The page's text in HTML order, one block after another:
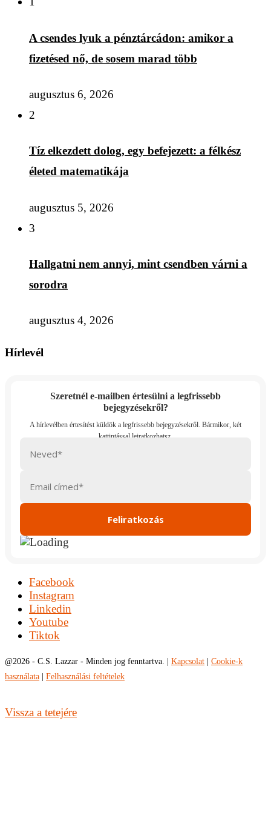
A csendes lyuk a pénztárcádon: amikor a
fizetésed nő, de sosem marad több
augusztus 6, 2026
2
Tíz elkezdett dolog, egy befejezett: a félkész
életed matematikája
augusztus 5, 2026
3
Hallgatni nem annyi, mint csendben várni a
sorodra
augusztus 4, 2026
Hírlevél
Szeretnél e-mailben értesülni a legfrissebb
bejegyzésekről?
Facebook
Instagram
Linkedin
Youtube
Tiktok
@2026 - C.S. Lazzar - Minden jog fenntartva. | Kapcsolat | Cookie-k
használata | Felhasználási feltételek
Vissza a tetejére